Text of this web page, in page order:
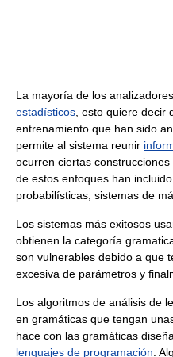
La mayoría de los
estadísticos , esto quiere
entrenamiento que han sido
permite al sistema reunir
ocurren ciertas
de estos enfoques han
probabilísticas, sistemas de
Los sistemas más exitosos
obtienen la categoría
son vulnerables debido a que
excesiva de parámetros y
Los algoritmos de análisis de
en gramáticas que tengan
hace con las gramáticas
lenguajes de programación .